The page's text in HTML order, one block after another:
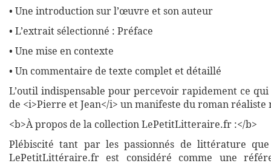
• Une introduction sur l’œuvre et son auteur
• L’extrait sélectionné : Préface
• Une mise en contexte
• Un commentaire de texte complet et détaillé
L’outil indispensable pour percevoir rapidement ce
de <i>Pierre et Jean</i> un manifeste du roman réaliste
<b>À propos de la collection LePetitLitteraire.fr :</b>
Plébiscité tant par les passionnés de littérature
LePetitLittéraire.fr est considéré comme une